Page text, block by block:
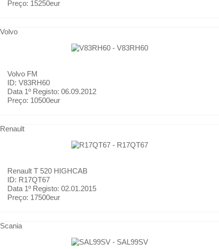
Preço: 15250eur
Volvo
Volvo FM
ID: V83RH60
Data 1º Registo: 06.09.2012
Preço: 10500eur
Renault
Renault T 520 HIGHCAB
ID: R17QT67
Data 1º Registo: 02.01.2015
Preço: 17500eur
Scania